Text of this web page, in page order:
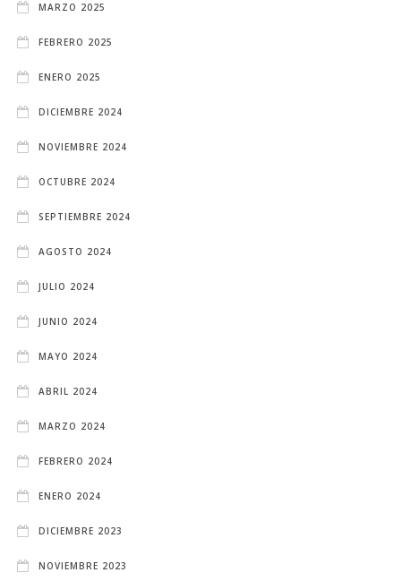
MARZO 2025
FEBRERO 2025
ENERO 2025
DICIEMBRE 2024
NOVIEMBRE 2024
OCTUBRE 2024
SEPTIEMBRE 2024
AGOSTO 2024
JULIO 2024
JUNIO 2024
MAYO 2024
ABRIL 2024
MARZO 2024
FEBRERO 2024
ENERO 2024
DICIEMBRE 2023
NOVIEMBRE 2023